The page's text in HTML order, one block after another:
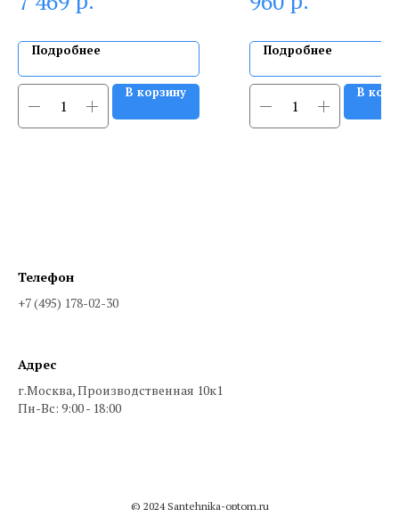
Подробнее
В корзину
Подробнее
В
Телефон
+7 (495) 178-02-30
Адрес
г.Москва, Производственная 10к1
Пн-Вс: 9:00 - 18:00
© 2024 Santehnika-optom.ru